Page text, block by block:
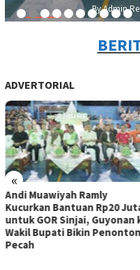
By Admin
ADVERTORIAL
«
Andi Muawiyah Ramly
Kucurkan Bantuan Rp20
untuk GOR Sinjai, Guyonan
Wakil Bupati Bikin Penonton
Pecah